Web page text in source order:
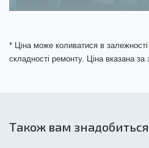
* Ціна може коливатися в залежності
складності ремонту. Ціна вказана за
Також вам знадобиться